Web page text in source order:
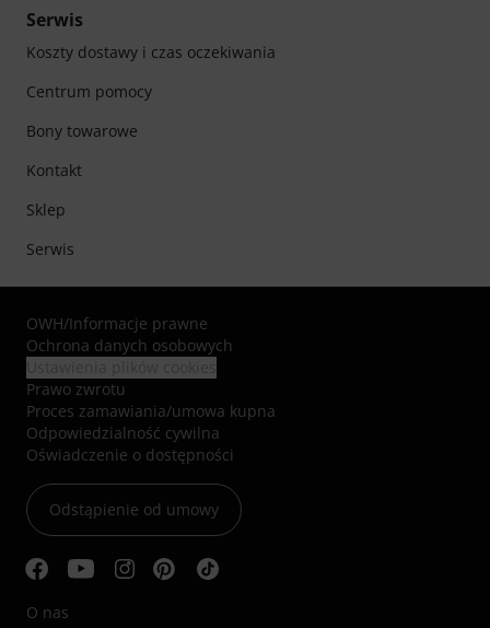
Serwis
Koszty dostawy i czas oczekiwania
Centrum pomocy
Bony towarowe
Kontakt
Sklep
Serwis
OWH/Informacje prawne
Ochrona danych osobowych
Prawo zwrotu
Proces zamawiania/umowa kupna
Odpowiedzialność cywilna
Oświadczenie o dostępności
Odstąpienie od umowy
O nas